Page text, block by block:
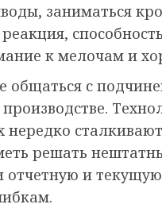
заниматься
способность
к мелочам и
общаться с
решать
отчетную и